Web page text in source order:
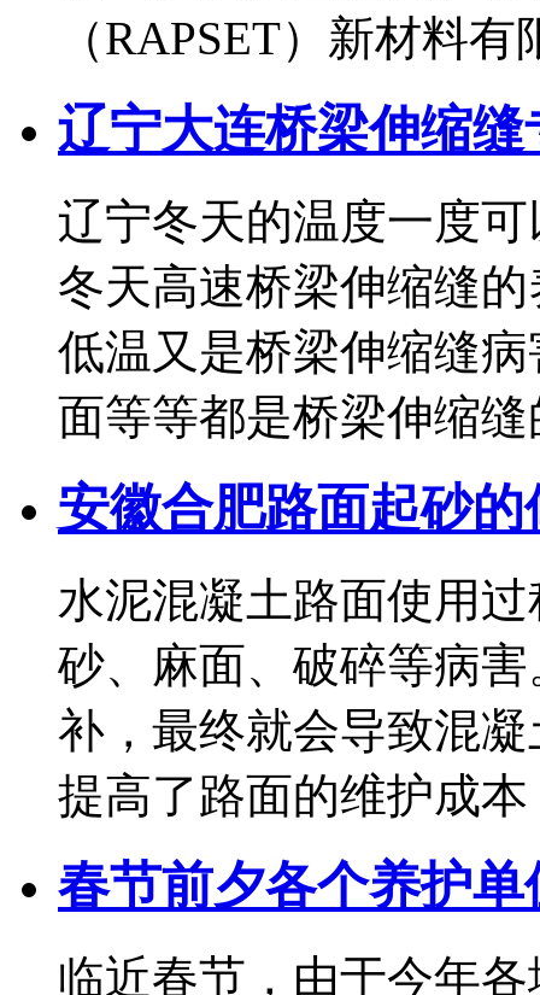
（RAPSET）新材料
辽宁大连桥梁伸缩
辽宁冬天的温度一度
冬天高速桥梁伸缩缝
低温又是桥梁伸缩缝
面等等都是桥梁伸缩缝
安徽合肥路面起砂
水泥混凝土路面使用
砂、麻面、破碎等病
补，最终就会导致混
提高了路面的维护成本
春节前夕各个养护
临近春节，由于今年